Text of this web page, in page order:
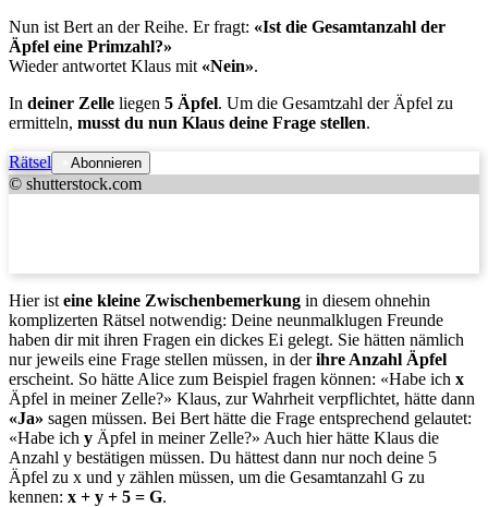
Nun ist Bert an der Reihe. Er fragt: «Ist die Gesamtanzahl der
Äpfel eine Primzahl?»
Wieder antwortet Klaus mit «Nein».
In deiner Zelle liegen 5 Äpfel. Um die Gesamtzahl der Äpfel zu
ermitteln, musst du nun Klaus deine Frage stellen.
Rätsel Abonnieren
© shutterstock.com
Hier ist eine kleine Zwischenbemerkung in diesem ohnehin
komplizerten Rätsel notwendig: Deine neunmalklugen Freunde
haben dir mit ihren Fragen ein dickes Ei gelegt. Sie hätten nämlich
nur jeweils eine Frage stellen müssen, in derihre Anzahl Äpfel
erscheint. So hätte Alice zum Beispiel fragen können: «Habe ich x
Äpfel in meiner Zelle?» Klaus, zur Wahrheit verpflichtet, hätte dann
«Ja» sagen müssen. Bei Bert hätte die Frage entsprechend gelautet:
«Habe ich y Äpfel in meiner Zelle?» Auch hier hätte Klaus die
Anzahl y bestätigen müssen. Du hättest dann nur noch deine 5
Äpfel zu x und y zählen müssen, um die Gesamtanzahl G zu
kennen: x + y + 5 = G.